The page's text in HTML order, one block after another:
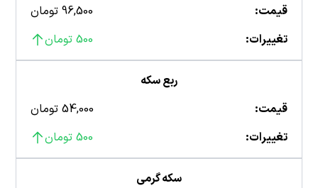
قیمت:
96,500 تومان
تغییرات:
500 تومان
ربع سکه
قیمت:
54,000 تومان
تغییرات:
500 تومان
سکه گرمی